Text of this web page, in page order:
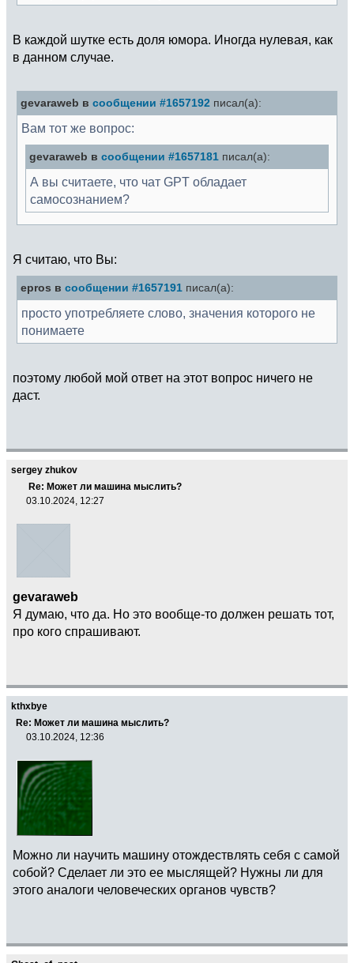
В каждой шутке есть доля юмора. Иногда нулевая, как
в данном случае.
gevaraweb в сообщении #1657192 писал(а):
Вам тот же вопрос:
gevaraweb в сообщении #1657181 писал(а):
А вы считаете, что чат GPT обладает
самосознанием?
Я считаю, что Вы:
epros в сообщении #1657191 писал(а):
просто употребляете слово, значения которого не
понимаете
поэтому любой мой ответ на этот вопрос ничего не
даст.
sergey zhukov
Re: Может ли машина мыслить?
03.10.2024, 12:27
gevaraweb
Я думаю, что да. Но это вообще-то должен решать тот,
про кого спрашивают.
kthxbye
Re: Может ли машина мыслить?
03.10.2024, 12:36
Можно ли научить машину отождествлять себя с самой
собой? Сделает ли это ее мыслящей? Нужны ли для
этого аналоги человеческих органов чувств?